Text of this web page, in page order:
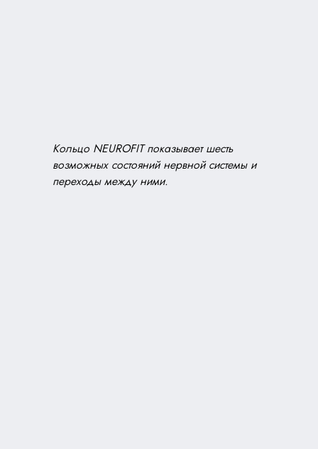
Кольцо NEUROFIT показывает шесть
возможных состояний нервной системы и
переходы между ними.